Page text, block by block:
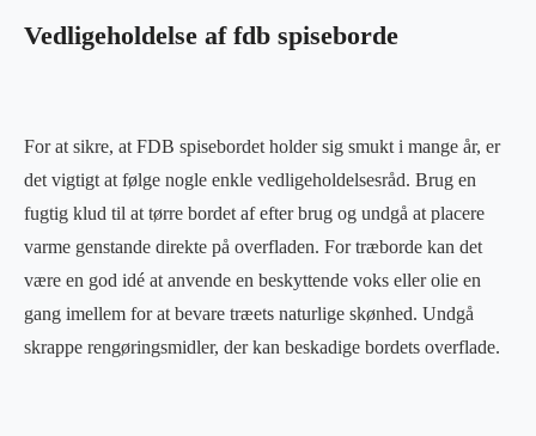
Vedligeholdelse af fdb spiseborde
For at sikre, at FDB spisebordet holder sig smukt i mange år, er
det vigtigt at følge nogle enkle vedligeholdelsesråd. Brug en
fugtig klud til at tørre bordet af efter brug og undgå at placere
varme genstande direkte på overfladen. For træborde kan det
være en god idé at anvende en beskyttende voks eller olie en
gang imellem for at bevare træets naturlige skønhed. Undgå
skrappe rengøringsmidler, der kan beskadige bordets overflade.